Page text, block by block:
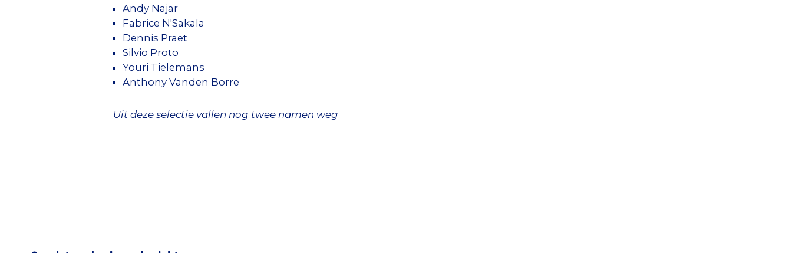
Andy Najar
Fabrice N'Sakala
Dennis Praet
Silvio Proto
Youri Tielemans
Anthony Vanden Borre
Uit deze selectie vallen nog twee namen weg